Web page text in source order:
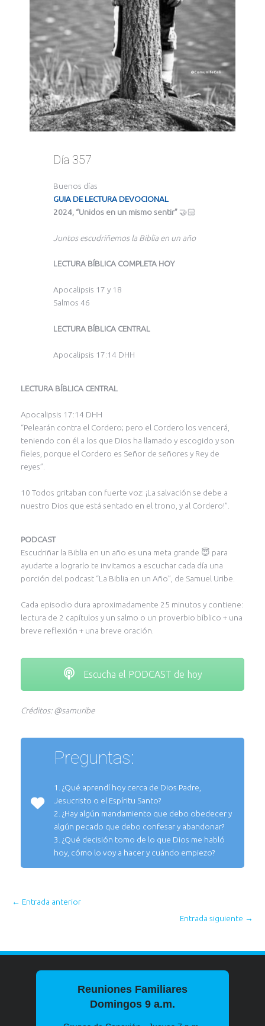
Día 357
Buenos días
GUIA DE LECTURA DEVOCIONAL
2024, “Unidos en un mismo sentir” 🤝🏻
Juntos escudriñemos la Biblia en un año
LECTURA BÍBLICA COMPLETA HOY
Apocalipsis 17 y 18
Salmos 46
LECTURA BÍBLICA CENTRAL
Apocalipsis 17:14 DHH
LECTURA BÍBLICA CENTRAL
Apocalipsis 17:14 DHH
“Pelearán contra el Cordero; pero el Cordero los vencerá,
teniendo con él a los que Dios ha llamado y escogido y son
fieles, porque el Cordero es Señor de señores y Rey de
reyes”.
10 Todos gritaban con fuerte voz: ¡La salvación se debe a
nuestro Dios que está sentado en el trono, y al Cordero!”.
PODCAST
Escudriñar la Biblia en un año es una meta grande 😇 para
ayudarte a lograrlo te invitamos a escuchar cada día una
porción del podcast “La Biblia en un Año”, de Samuel Uribe.
Cada episodio dura aproximadamente 25 minutos y contiene:
lectura de 2 capítulos y un salmo o un proverbio bíblico + una
breve reflexión + una breve oración.
Escucha el PODCAST de hoy
Créditos: @samuribe
Preguntas:
1. ¿Qué aprendí hoy cerca de Dios Padre,
Jesucristo o el Espíritu Santo?
2. ¿Hay algún mandamiento que debo obedecer y
algún pecado que debo confesar y abandonar?
3. ¿Qué decisión tomo de lo que Dios me habló
hoy, cómo lo voy a hacer y cuándo empiezo?
← Entrada anterior
Entrada siguiente →
Reuniones Familiares
Domingos 9 a.m.